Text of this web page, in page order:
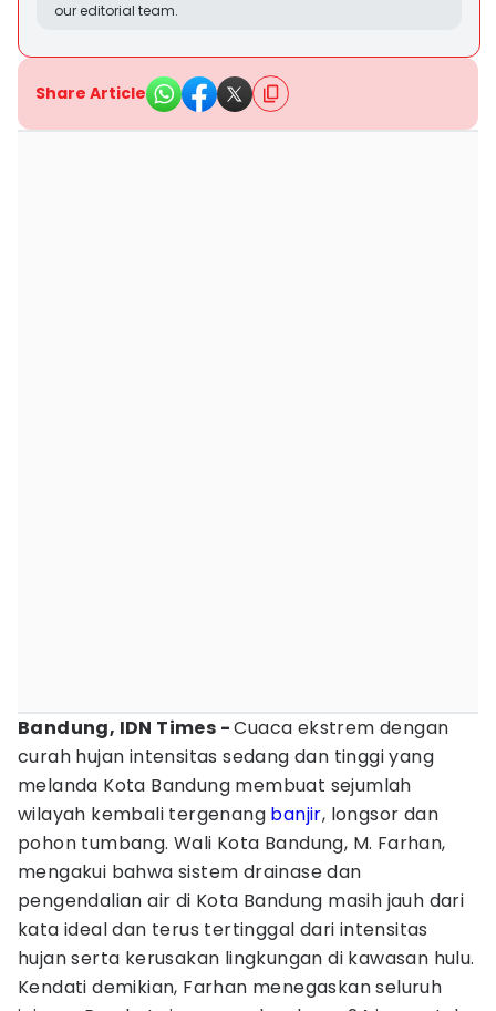
our editorial team.
Share Article
Bandung, IDN Times -Cuaca ekstrem dengan
curah hujan intensitas sedang dan tinggi yang
melanda Kota Bandung membuat sejumlah
wilayah kembali tergenang banjir, longsor dan
pohon tumbang. Wali Kota Bandung, M. Farhan,
mengakui bahwa sistem drainase dan
pengendalian air di Kota Bandung masih jauh dari
kata ideal dan terus tertinggal dari intensitas
hujan serta kerusakan lingkungan di kawasan hulu.
Kendati demikian, Farhan menegaskan seluruh